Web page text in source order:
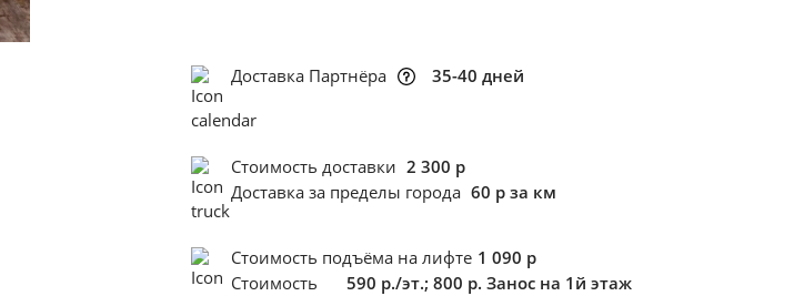
Доставка Партнёра 35-40 дней
Стоимость доставки 2 300 р
Доставка за пределы города 60 р за км
Стоимость подъёма на лифте 1 090 р
Стоимость
590 р./эт.; 800 р. Занос на 1й этаж